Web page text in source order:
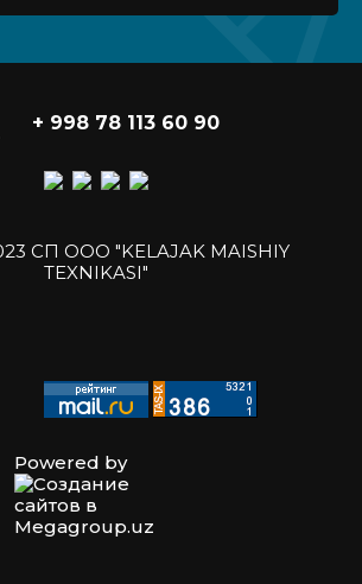
+ 998 78 113 60 90
СП ООО "KELAJAK MAISHIY
TEXNIKASI"
Powered by